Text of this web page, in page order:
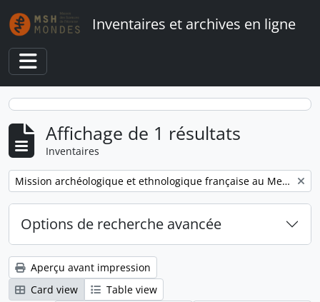
Skip to main content
Inventaires et archives en ligne
Toggle navigation
Affichage de 1 résultats
Inventaires
Remove filter: Mission archéologique et ethnologique française au Mexique
Options de recherche avancée
Aperçu avant impression
Card view
Table view